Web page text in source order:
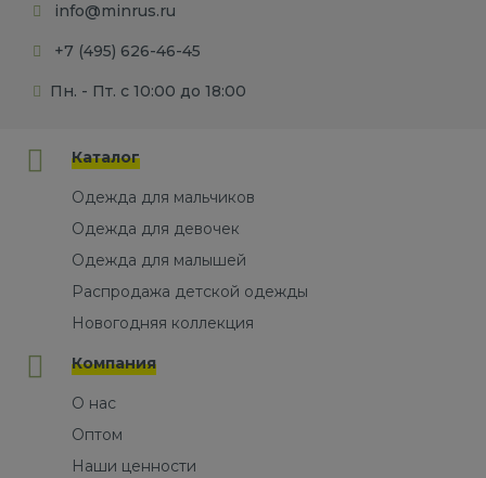
info@minrus.ru
+7 (495) 626-46-45
Пн. - Пт. с 10:00 до 18:00
Каталог
Одежда для мальчиков
Одежда для девочек
Одежда для малышей
Распродажа детской одежды
Новогодняя коллекция
Компания
О нас
Оптом
Наши ценности